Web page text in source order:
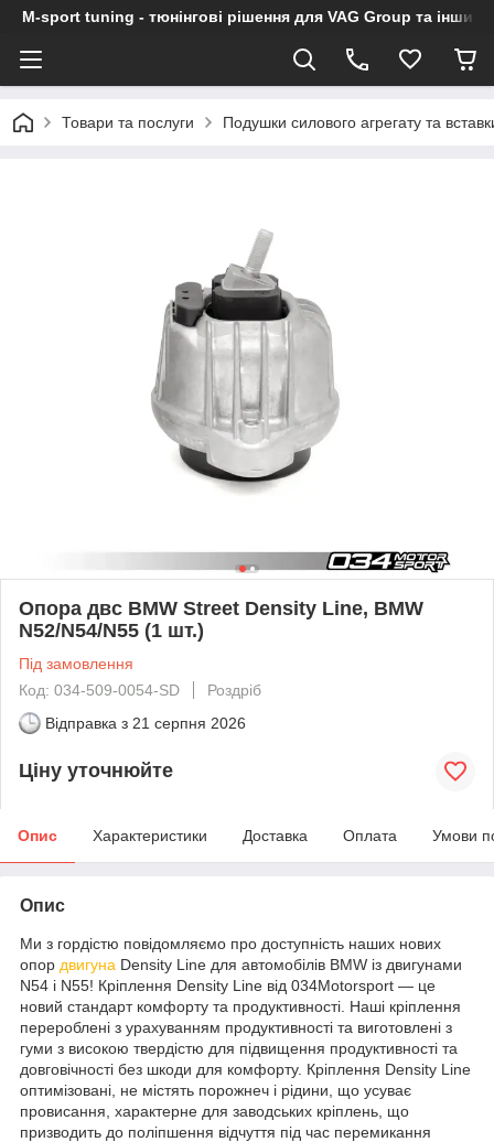
M-sport tuning - тюнінгові рішення для VAG Group та інших
Товари та послуги Подушки силового агрегату та
Опора двс BMW Street Density Line, BMW
N52/N54/N55 (1 шт.)
Під замовлення
Код: 034-509-0054-SD
Роздріб
Відправка з 21 серпня 2026
Ціну уточнюйте
Опис Характеристики Доставка Оплата Умови
Опис
Ми з гордістю повідомляємо про доступність наших нових
опор двигуна Density Line для автомобілів BMW із двигунами
N54 і N55! Кріплення Density Line від 034Motorsport — це
новий стандарт комфорту та продуктивності. Наші кріплення
перероблені з урахуванням продуктивності та виготовлені з
гуми з високою твердістю для підвищення продуктивності та
довговічності без шкоди для комфорту. Кріплення Density Line
оптимізовані, не містять порожнеч і рідини, що усуває
провисання, характерне для заводських кріплень, що
призводить до поліпшення відчуття під час перемикання